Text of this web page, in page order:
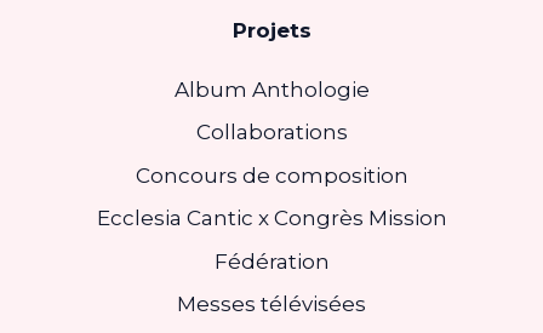
Projets
Album Anthologie
Collaborations
Concours de composition
Ecclesia Cantic x Congrès Mission
Fédération
Messes télévisées